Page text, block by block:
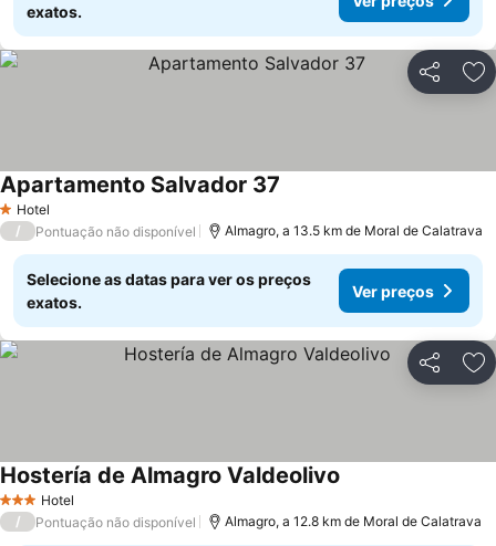
exatos.
Partilhar
1 Estrelas
Hotel
Apartamento Salvador 37
/ Pontuação não disponível Almagro, a 13.5 km de Moral de Calatrava
Selecione as datas para ver os preços
exatos.
Ver preços
Partilhar
3 EstrelasHotel
Hostería de Almagro Valdeolivo
/ Pontuação não disponível Almagro, a 12.8 km de Moral de Calatrava